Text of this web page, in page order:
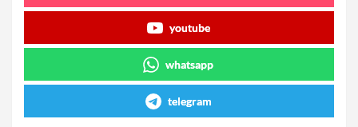
youtube
whatsapp
telegram